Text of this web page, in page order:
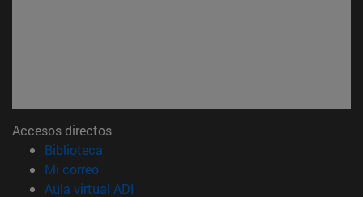
Accesos directos
Biblioteca
Mi correo(abre en nueva ventana)
Aula virtual ADI